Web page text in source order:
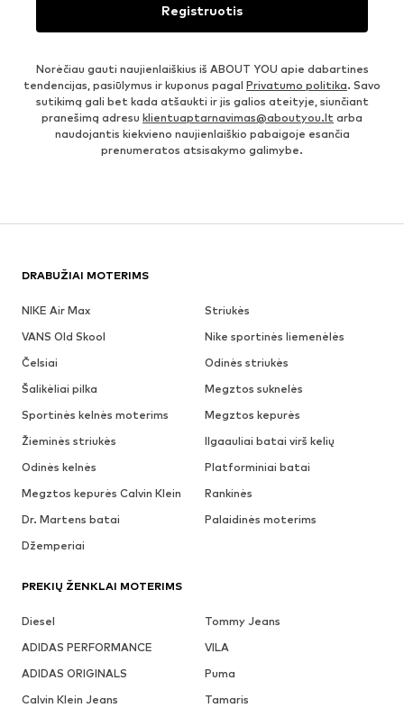
Registruotis
Norėčiau gauti naujienlaiškius iš ABOUT YOU apie dabartines
tendencijas, pasiūlymus ir kuponus pagal Privatumo politika. Savo
sutikimą gali bet kada atšaukti ir jis galios ateityje, siunčiant
pranešimą adresu klientuaptarnavimas@aboutyou.lt arba
naudojantis kiekvieno naujienlaiškio pabaigoje esančia
prenumeratos atsisakymo galimybe.
DRABUŽIAI MOTERIMS
NIKE Air Max
Striukės
VANS Old Skool
Nike sportinės liemenėlės
Čelsiai
Odinės striukės
Šalikėliai pilka
Megztos suknelės
Sportinės kelnės moterims
Megztos kepurės
Žieminės striukės
Ilgaauliai batai virš kelių
Odinės kelnės
Platforminiai batai
Megztos kepurės Calvin Klein
Rankinės
Dr. Martens batai
Palaidinės moterims
Džemperiai
PREKIŲ ŽENKLAI MOTERIMS
Diesel
Tommy Jeans
ADIDAS PERFORMANCE
VILA
ADIDAS ORIGINALS
Puma
Calvin Klein Jeans
Tamaris